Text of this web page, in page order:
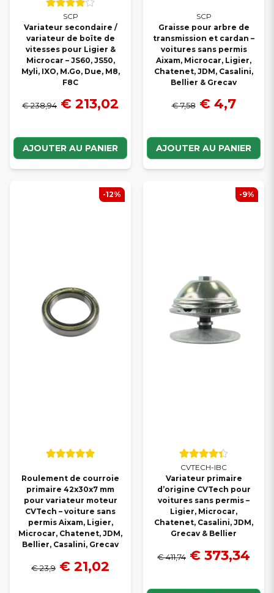
SCP
Variateur secondaire /
variateur de boîte de
vitesses pour Ligier &
Microcar – JS60, JS50,
Myli, IXO, M.Go, Due, M8,
F8C
€ 238,94 € 213,02
AJOUTER AU PANIER
SCP
Graisse pour arbre de
transmission et cardan –
voitures sans permis
Aixam, Microcar, Ligier,
Chatenet, JDM, Casalini,
Bellier & Grecav
€ 7,58 € 4,7
AJOUTER AU PANIER
Roulement de courroie
primaire 42x30x7 mm
pour variateur moteur
CVTech – voiture sans
permis Aixam, Ligier,
Microcar, Chatenet, JDM,
Bellier, Casalini, Grecav
€ 23,9 € 21,02
-12%
CVTECH-IBC
Variateur primaire
d’origine CVTech pour
voitures sans permis –
Ligier, Microcar,
Chatenet, Casalini, JDM,
Grecav & Bellier
€ 411,74 € 373,34
-9%